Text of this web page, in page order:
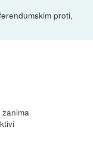
proti,